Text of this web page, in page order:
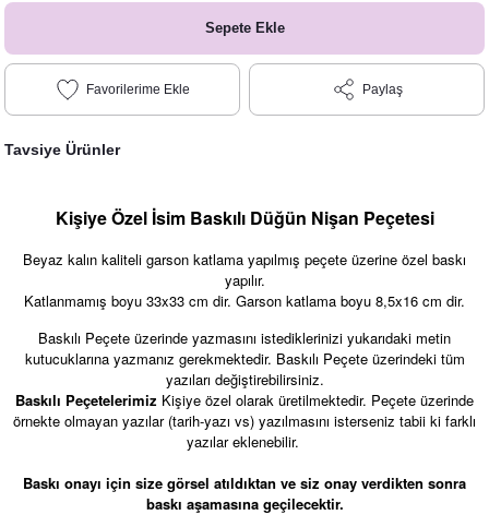
Sepete Ekle
Paylaş
Tavsiye Ürünler
Kişiye Özel İsim Baskılı Düğün Nişan Peçetesi
Beyaz kalın kaliteli garson katlama yapılmış peçete üzerine özel baskı
yapılır.
Katlanmamış boyu 33x33 cm dir. Garson katlama boyu 8,5x16 cm dir.
Baskılı Peçete üzerinde yazmasını istediklerinizi yukarıdaki metin
kutucuklarına yazmanız gerekmektedir. Baskılı Peçete üzerindeki tüm
yazıları değiştirebilirsiniz.
Baskılı Peçetelerimiz Kişiye özel olarak üretilmektedir. Peçete üzerinde
örnekte olmayan yazılar (tarih-yazı vs) yazılmasını isterseniz tabii ki farklı
yazılar eklenebilir.
Baskı onayı için size görsel atıldıktan ve siz onay verdikten sonra
baskı aşamasına geçilecektir.